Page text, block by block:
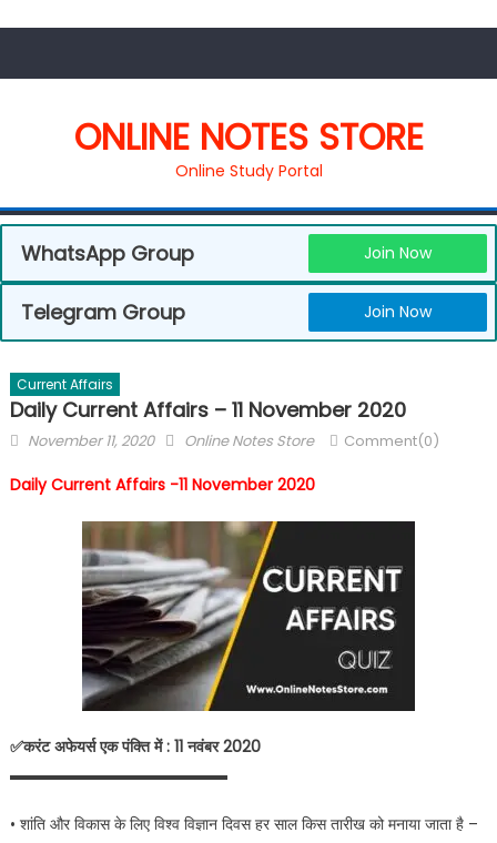
ONLINE NOTES STORE
Online Study Portal
WhatsApp Group Join Now
Telegram Group Join Now
Current Affairs
Daily Current Affairs – 11 November 2020
November 11, 2020 Online Notes Store Comment(0)
Daily Current Affairs -11 November 2020
✅करंट अफेयर्स एक पंक्ति में : 11 नवंबर 2020
▬▬▬▬▬▬▬▬▬▬▬▬▬▬
• शांति और विकास के लिए विश्व विज्ञान दिवस हर साल किस तारीख को मनाया जाता है –